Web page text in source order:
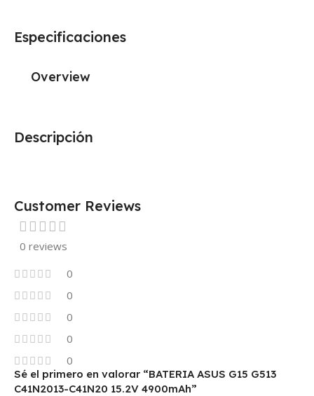
Descripción
Especificaciones
Overview
Customer Reviews
0 reviews
0
0
0
0
0
Sé el primero en valorar “BATERIA ASUS G15 G513
C41N2013-C41N20 15.2V 4900mAh”